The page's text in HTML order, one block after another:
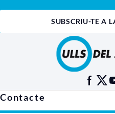
SUBSCRIU-TE A
Contacte